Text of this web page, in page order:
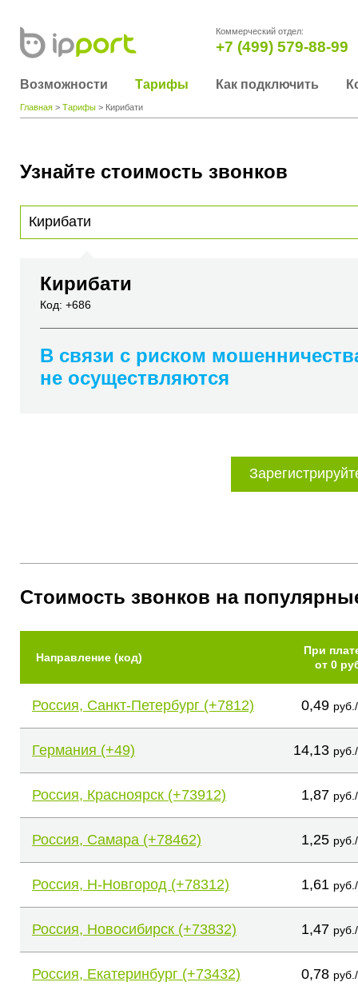
Коммерческий отдел:
+7 (499) 579-88-99
Возможности Тарифы Как подключить
Главная > Тарифы > Кирибати
Узнайте стоимость звонков
Кирибати
Код: +686
В связи с риском
не осуществляются
Стоимость звонков на
Направление (код)
При
от 0
Россия, Санкт-Петербург (+7812) 0,49
Германия (+49) 14,13
Россия, Красноярск (+73912) 1,87
Россия, Самара (+78462) 1,25
Россия, Н-Новгород (+78312) 1,61
Россия, Новосибирск (+73832) 1,47
Россия, Екатеринбург (+73432) 0,78